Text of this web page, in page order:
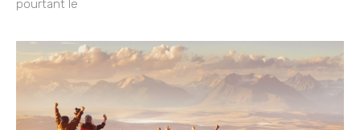
pourtant le